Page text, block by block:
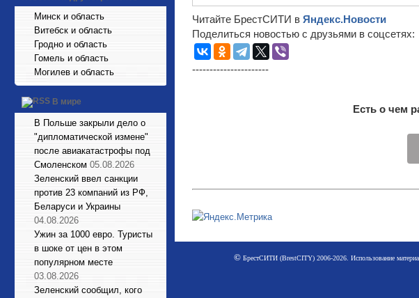
Минск и область
Витебск и область
Гродно и область
Гомель и область
Могилев и область
В мире
В Польше закрыли дело о
"дипломатической измене"
после авиакатастрофы под
Смоленском 05.08.2026
Зеленский ввел санкции
против 23 компаний из РФ,
Беларуси и Украины
04.08.2026
Ужин за 1000 евро. Туристы
в шоке от цен в этом
популярном месте
03.08.2026
Зеленский сообщил, кого
Читайте БрестСИТИ в Яндекс.Новости
Поделиться новостью с друзьями в соцсетях:
----------------------
Есть о чем
©БрестСИТИ (BrestCITY) 2006-2026. Использование